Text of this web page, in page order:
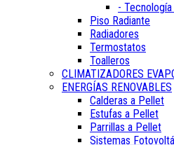
-
Piso Radiante
Radiadores
Termostatos
Toalleros
CLIMATIZADORES
ENERGÍAS RENOVABLES
Calderas a Pellet
Estufas a Pellet
Parrillas a Pellet
Sistemas